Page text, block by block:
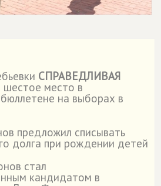
СПРАВЕДЛИВАЯ
шестое место в
на выборах в
предложил списывать
долга при рождении детей
стал
кандидатом в